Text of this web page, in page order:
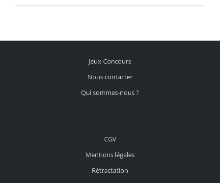
Jeux-Concours
Nous contacter
Qui sommes-nous ?
CGV
Mentions légales
Rétractation